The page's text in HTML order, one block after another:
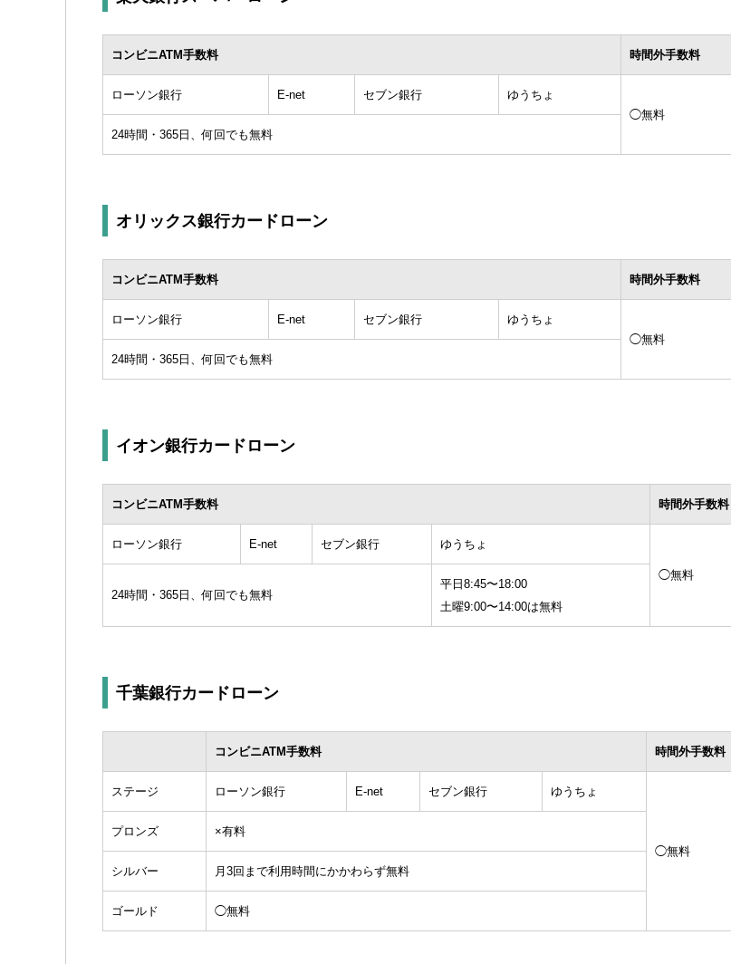
コンビニATM手数料 時間外手数料
ローソン銀行 E-net セブン銀行
ゆうちょ
◯無料
24時間・365日、何回でも無料
オリックス銀行カードローン
コンビニATM手数料 時間外手数料
ローソン銀行 E-net セブン銀行
ゆうちょ
◯無料
24時間・365日、何回でも無料
イオン銀行カードローン
コンビニATM手数料 時間外手数料
ローソン銀行 E-net セブン銀行 ゆうちょ
◯無料
24時間・365日、何回でも無料
平日8:45〜18:00
土曜9:00〜14:00は無料
千葉銀行カードローン
コンビニATM手数料 時間外手数料
ステージ ローソン銀行 E-net セブン銀行 ゆうちょ
◯無料
プロンズ ×有料
シルバー 月3回まで利用時間にかかわらず無料
ゴールド ◯無料